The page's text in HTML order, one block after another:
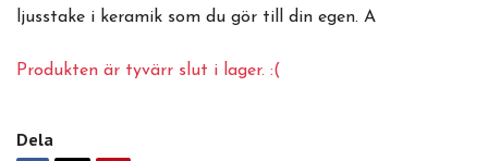
ljusstake i keramik som du gör till din egen. A
Produkten är tyvärr slut i lager. :(
Dela